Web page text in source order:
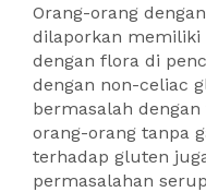
Orang-orang
dilaporkan memiliki
dengan flora di
dengan non-celiac
bermasalah
orang-orang tanpa
terhadap gluten
permasalahan